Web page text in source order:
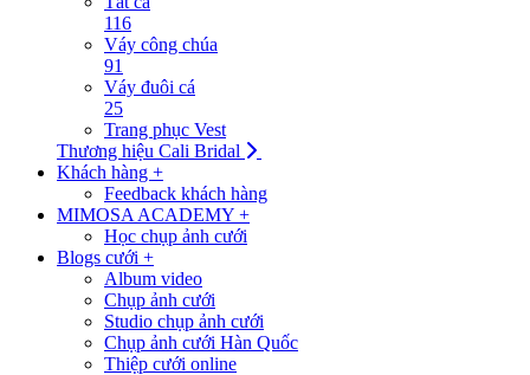
116
Váy công chúa
91
Váy đuôi cá
25
Trang phục Vest
Thương hiệu Cali Bridal
Khách hàng +
Feedback khách hàng
MIMOSA ACADEMY +
Học chụp ảnh cưới
Blogs cưới +
Album video
Chụp ảnh cưới
Studio chụp ảnh cưới
Chụp ảnh cưới Hàn Quốc
Thiệp cưới online